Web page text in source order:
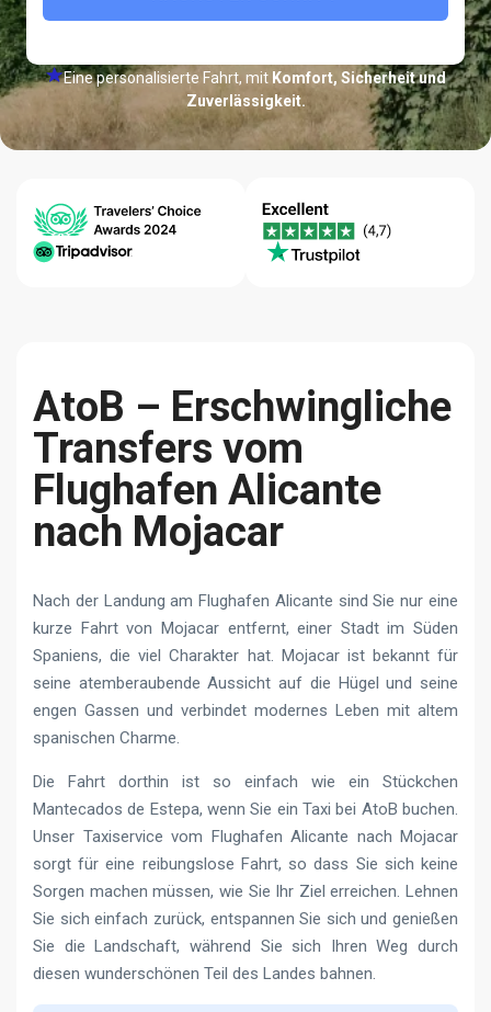
Eine personalisierte Fahrt, mit Komfort, Sicherheit und
Zuverlässigkeit.
AtoB – Erschwingliche
Transfers vom
Flughafen Alicante
nach Mojacar
Nach der Landung am Flughafen Alicante sind Sie nur eine
kurze Fahrt von Mojacar entfernt, einer Stadt im Süden
Spaniens, die viel Charakter hat. Mojacar ist bekannt für
seine atemberaubende Aussicht auf die Hügel und seine
engen Gassen und verbindet modernes Leben mit altem
spanischen Charme.
Die Fahrt dorthin ist so einfach wie ein Stückchen
Mantecados de Estepa, wenn Sie ein Taxi bei AtoB buchen.
Unser Taxiservice vom Flughafen Alicante nach Mojacar
sorgt für eine reibungslose Fahrt, so dass Sie sich keine
Sorgen machen müssen, wie Sie Ihr Ziel erreichen. Lehnen
Sie sich einfach zurück, entspannen Sie sich und genießen
Sie die Landschaft, während Sie sich Ihren Weg durch
diesen wunderschönen Teil des Landes bahnen.